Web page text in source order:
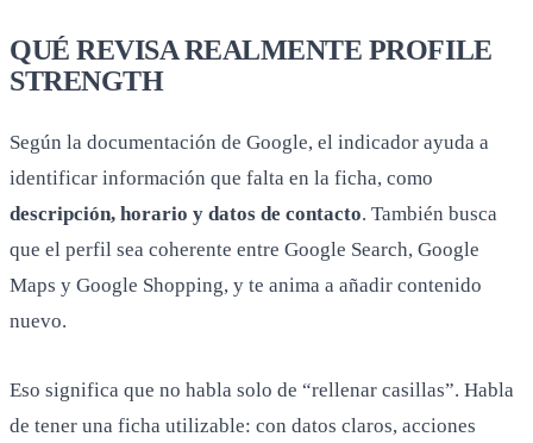
QUÉ REVISA REALMENTE PROFILE
STRENGTH
Según la documentación de Google, el indicador ayuda a
identificar información que falta en la ficha, como
descripción, horario y datos de contacto. También busca
que el perfil sea coherente entre Google Search, Google
Maps y Google Shopping, y te anima a añadir contenido
nuevo.
Eso significa que no habla solo de “rellenar casillas”. Habla
de tener una ficha utilizable: con datos claros, acciones